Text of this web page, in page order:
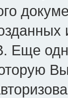
Еще